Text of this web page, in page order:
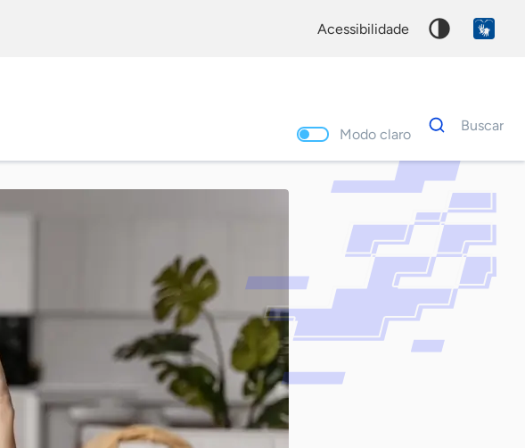
acessibilidade
Modo claro
Dados
para
Buscar
Palavra
chave